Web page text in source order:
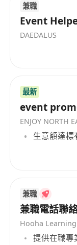
兼職
Event
DAEDALUS
最新
event
生意額達標
兼職
兼職電話聯
Hooha Learning
提供在職專